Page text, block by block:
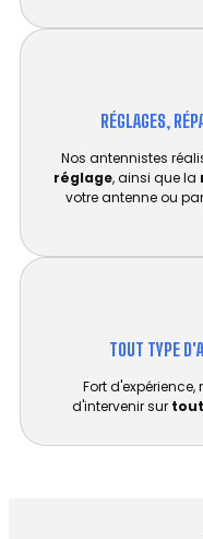
RÉGLAGES,
Nos antennistes
réglage, ainsi que la
votre antenne ou
TOUT TYPE
Fort
d'intervenir sur